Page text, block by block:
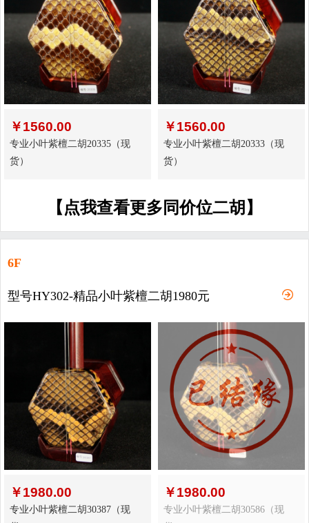
￥1560.00
专业小叶紫檀二胡20335（现
货）
￥1560.00
专业小叶紫檀二胡20333（现
货）
【点我查看更多同价位二胡】
6F
型号HY302-精品小叶紫檀二胡1980元
￥1980.00
专业小叶紫檀二胡30387（现
￥1980.00
专业小叶紫檀二胡30586（现